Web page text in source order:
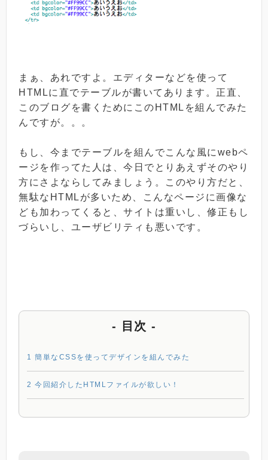
まぁ、あれですよ。エディターなどを使って
HTMLに直でテーブルが書いてあります。正直、
このブログを書くためにこのHTMLを組んでみた
んですが。。。
もし、今までテーブルを組んでこんな風にwebペ
ージを作ってた人は、今日でとりあえずそのやり
方にさよならしてみましょう。このやり方だと、
無駄なHTMLが多いため、こんなページに画像な
ども加わってくると、サイトは重いし、修正もし
づらいし、ユーザビリティも悪いです。
- 目次 -
1 簡単なCSSを使ってデザインを組んでみた
2 今回紹介したHTMLファイルが欲しい！